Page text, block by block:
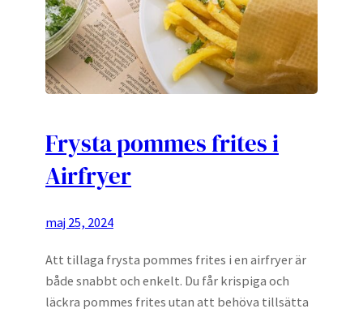
Frysta pommes frites i
Airfryer
maj 25, 2024
Att tillaga frysta pommes frites i en airfryer är
både snabbt och enkelt. Du får krispiga och
läckra pommes frites utan att behöva tillsätta